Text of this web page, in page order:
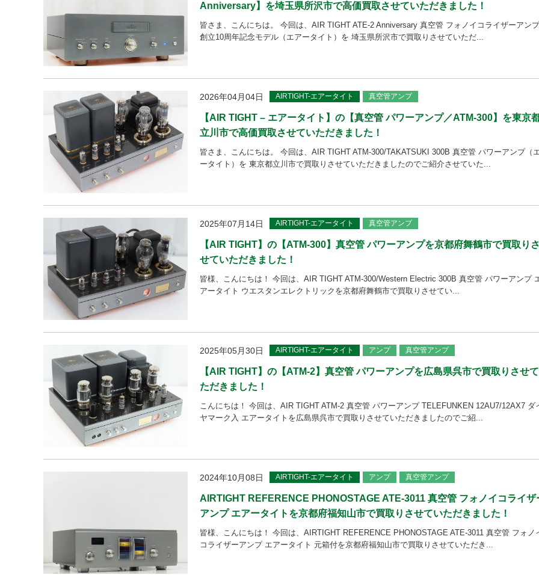
Anniversary】を埼玉県所沢市で高価買取させていただきました！
皆さま、こんにちは。 今回は、AIR TIGHT ATE-2 Anniversary 真空管 フォノイコライザーアンプ
創立10周年記念モデル（エアータイト）を 埼玉県所沢市で買取りさせていただ...
2026年04月04日 AIRTIGHT-エアータイト 真空管アンプ
【AIR TIGHT – エアータイト】の【真空管 パワーアンプ／ATM-300】を東京
立川市で高価買取させていただきました！
皆さま、こんにちは。 今回は、AIR TIGHT ATM-300/TAKATSUKI 300B 真空管 パワーアンプ（
ータイト）を 東京都立川市で買取りさせていただきましたのでご紹介させていた...
2025年07月14日 AIRTIGHT-エアータイト 真空管アンプ
【AIR TIGHT】の【ATM-300】真空管 パワーアンプを京都府舞鶴市で買取り
せていただきました！
皆様、こんにちは！ 今回は、AIR TIGHT ATM-300/Western Electric 300B 真空管 パワーアンプ
アータイト ウエスタンエレクトリックを京都府舞鶴市で買取りさせてい...
2025年05月30日 AIRTIGHT-エアータイト アンプ 真空管アンプ
【AIR TIGHT】の【ATM-2】真空管 パワーアンプを広島県呉市で買取りさせ
ただきました！
こんにちは！ 今回は、AIR TIGHT ATM-2 真空管 パワーアンプ TELEFUNKEN 12AU7/12AX7 ダ
ヤマーク入 エアータイトを広島県呉市で買取りさせていただきましたのでご紹...
2024年10月08日 AIRTIGHT-エアータイト アンプ 真空管アンプ
AIRTIGHT REFERENCE PHONOSTAGE ATE-3011 真空管 フォノイコライザ
アンプ エアータイトを京都府福知山市で買取りさせていただきました！
皆様、こんにちは！ 今回は、AIRTIGHT REFERENCE PHONOSTAGE ATE-3011 真空管 フォノ
コライザーアンプ エアータイト 元箱付を京都府福知山市で買取りさせていただき...